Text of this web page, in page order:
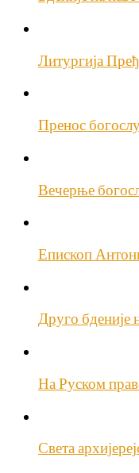
Литургија
Пренос
Вечерње
Епископ
Друго
На Руском
Света